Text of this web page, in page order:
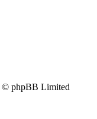
© phpBB Limited